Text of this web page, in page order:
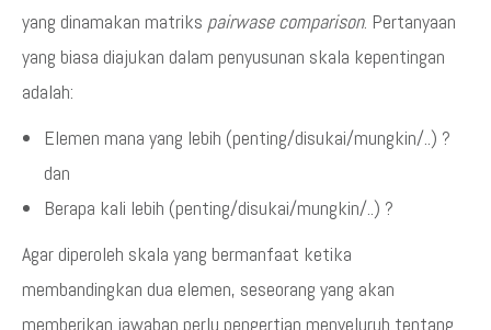
yang dinamakan matriks pairwase comparison. Pertanyaan
yang biasa diajukan dalam penyusunan skala kepentingan
adalah:
Elemen mana yang lebih (penting/disukai/mungkin/..) ?
dan
Berapa kali lebih (penting/disukai/mungkin/..) ?
Agar diperoleh skala yang bermanfaat ketika
membandingkan dua elemen, seseorang yang akan
memberikan jawaban perlu pengertian menyeluruh tentang